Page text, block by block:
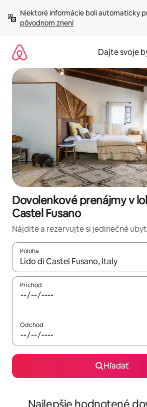
obsah.
Niektoré informácie boli automaticky
pôvodnom znení
Dajte svoje
Dovolenkové prenájmy v
Castel Fusano
Nájdite a rezervujte si jedinečné
Poloha
Keď budú výsledky k dispozícii,
Príchod
Odchod
Hľadať